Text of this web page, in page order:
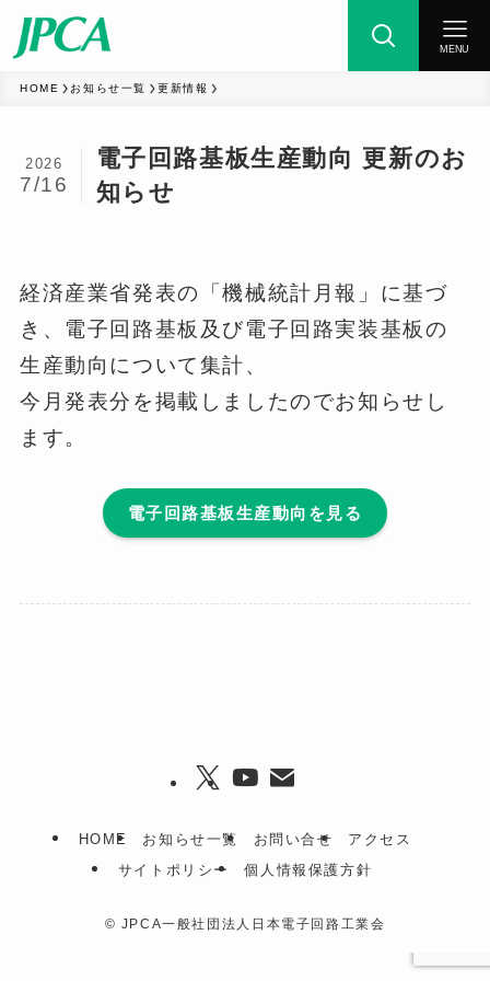
JPCA概要
会長挨拶
事業スケジュール
JPCA検定制度とは？
JPCAの刊行物
MENU
HOME お知らせ一覧 更新情報
電子回路基板生産動向 更新のお
知らせ
2026
7/16
経済産業省発表の「機械統計月報」に基づ
き、電子回路基板及び電子回路実装基板の
生産動向について集計、
今月発表分を掲載しましたのでお知らせし
ます。
電子回路基板生産動向を見る
HOME お知らせ一覧 お問い合せ
アクセス
サイトポリシー
個人情報保護方針
© JPCA一般社団法人日本電子回路工業会